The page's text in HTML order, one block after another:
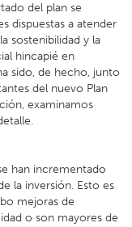
del plan se
dispuestas a atender
sostenibilidad y la
hincapié en
sido, de hecho, junto
del nuevo Plan
examinamos
han incrementado
la inversión. Esto es
mejoras de
o son mayores de